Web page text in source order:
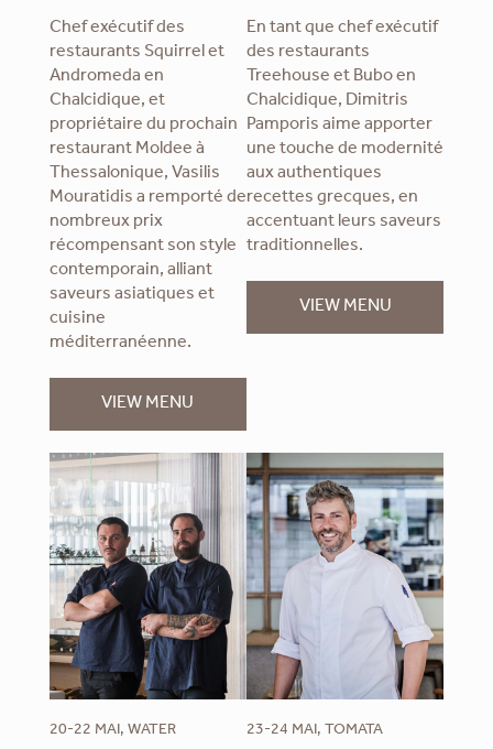
Chef exécutif des
restaurants Squirrel et
Andromeda en
Chalcidique, et
propriétaire du prochain
restaurant Moldee à
Thessalonique, Vasilis
Mouratidis a remporté de
nombreux prix
récompensant son style
contemporain, alliant
saveurs asiatiques et
cuisine
méditerranéenne.
VIEW MENU
En tant que chef exécutif
des restaurants
Treehouse et Bubo en
Chalcidique, Dimitris
Pamporis aime apporter
une touche de modernité
aux authentiques
recettes grecques, en
accentuant leurs saveurs
traditionnelles.
VIEW MENU
20-22 MAI, WATER 23-24 MAI, TOMATA